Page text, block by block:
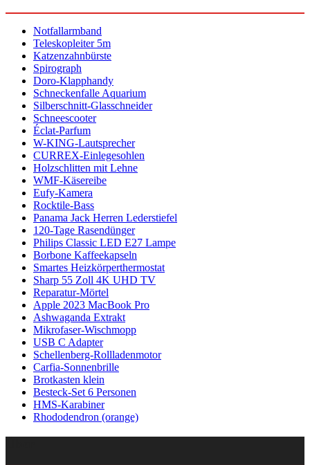
Notfallarmband
Teleskopleiter 5m
Katzenzahnbürste
Spirograph
Doro-Klapphandy
Schneckenfalle Aquarium
Silberschnitt-Glasschneider
Schneescooter
Éclat-Parfum
W-KING-Lautsprecher
CURREX-Einlegesohlen
Holzschlitten mit Lehne
WMF-Käsereibe
Eufy-Kamera
Rocktile-Bass
Panama Jack Herren Lederstiefel
120-Tage Rasendünger
Philips Classic LED E27 Lampe
Borbone Kaffeekapseln
Smartes Heizkörperthermostat
Sharp 55 Zoll 4K UHD TV
Reparatur-Mörtel
Apple 2023 MacBook Pro
Ashwaganda Extrakt
Mikrofaser-Wischmopp
USB C Adapter
Schellenberg-Rollladenmotor
Carfia-Sonnenbrille
Brotkasten klein
Besteck-Set 6 Personen
HMS-Karabiner
Rhododendron (orange)